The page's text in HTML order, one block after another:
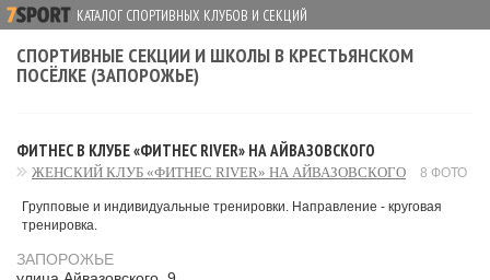
КАТАЛОГ СПОРТИВНЫХ КЛУБОВ И СЕКЦИЙ
СПОРТИВНЫЕ СЕКЦИИ И ШКОЛЫ В КРЕСТЬЯНСКОМ
ПОСЁЛКЕ (ЗАПОРОЖЬЕ)
ФИТНЕС В КЛУБЕ «ФИТНЕС RIVER» НА АЙВАЗОВСКОГО
ЖЕНСКИЙ КЛУБ «ФИТНЕС RIVER» НА АЙВАЗОВСКОГО 8 ФОТО
Групповые и индивидуальные тренировки. Направление - круговая
тренировка.
ЗАПОРОЖЬЕ